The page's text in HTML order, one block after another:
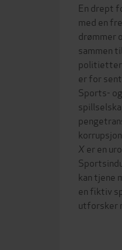
En drept
med en
drømmer
sammen
er for sent.
Sports-
korrupsjon.
X er en
kan tjene
en fiktiv
utforsker